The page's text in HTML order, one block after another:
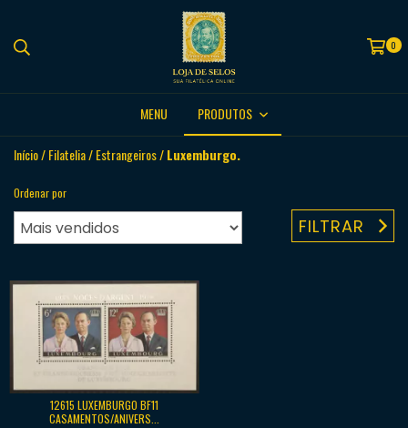
0
MENU PRODUTOS
Início/Filatelia/Estrangeiros/Luxemburgo.
Ordenar por
FILTRAR
12615 LUXEMBURGO BF11
CASAMENTOS/ANIVERS...